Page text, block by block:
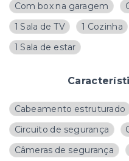
Com box na garagem
1 Sala de TV
1 Cozinha
1 Sala de estar
Cabeamento estruturado
Circuito de segurança
Câmeras de segurança